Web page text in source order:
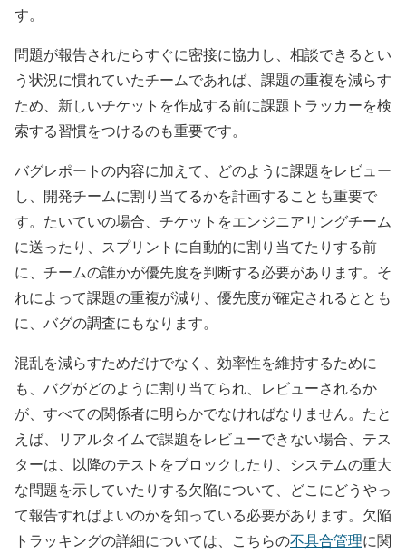
す。
問題が報告されたらすぐに密接に協力し、相談できるとい
う状況に慣れていたチームであれば、課題の重複を減らす
ため、新しいチケットを作成する前に課題トラッカーを検
索する習慣をつけるのも重要です。
バグレポートの内容に加えて、どのように課題をレビュー
し、開発チームに割り当てるかを計画することも重要で
す。たいていの場合、チケットをエンジニアリングチーム
に送ったり、スプリントに自動的に割り当てたりする前
に、チームの誰かが優先度を判断する必要があります。そ
れによって課題の重複が減り、優先度が確定されるととも
に、バグの調査にもなります。
混乱を減らすためだけでなく、効率性を維持するために
も、バグがどのように割り当てられ、レビューされるか
が、すべての関係者に明らかでなければなりません。たと
えば、リアルタイムで課題をレビューできない場合、テス
ターは、以降のテストをブロックしたり、システムの重大
な問題を示していたりする欠陥について、どこにどうやっ
て報告すればよいのかを知っている必要があります。欠陥
トラッキングの詳細については、こちらの不具合管理に関